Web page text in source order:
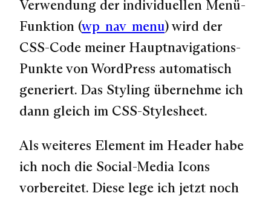
Verwendung der individuellen Menü-
Funktion (wp_nav_menu) wird der
CSS-Code meiner Hauptnavigations-
Punkte von WordPress automatisch
generiert. Das Styling übernehme ich
dann gleich im CSS-Stylesheet.
Als weiteres Element im Header habe
ich noch die Social-Media Icons
vorbereitet. Diese lege ich jetzt noch